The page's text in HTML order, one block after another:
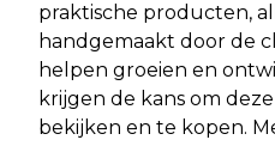
praktische producten,
handgemaakt door de
helpen groeien en
krijgen de kans om
bekijken en te kopen.